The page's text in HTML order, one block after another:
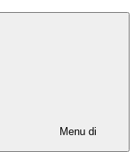
Menu di